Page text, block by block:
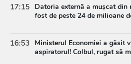
17:15 Datoria externă a mușcat din
fost de peste 24 de milioane
16:53
Ministerul Economiei a găsit
aspiratorul! Colbul, rugat să